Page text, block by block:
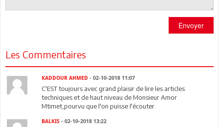
Envoyer
Les Commentaires
KADDOUR AHMED - 02-10-2018 11:07
C'EST toujours avec grand plaisir de lire les articles
techniques et de haut niveau de Monsieur Amor
Mtimet,pourvu que l'on puisse l'écouter.
BALKIS - 02-10-2018 13:22